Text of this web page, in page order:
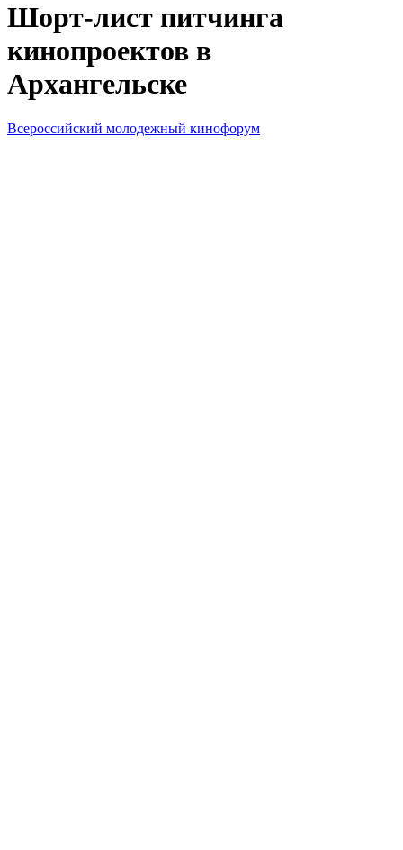
Шорт-лист питчинга
кинопроектов в
Архангельске
Всероссийский молодежный кинофорум